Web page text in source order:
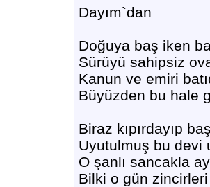
Dayım`dan
Doğuya baş iken
Sürüyü sahipsiz
Kanun ve emiri
Büyüzden bu hale
Biraz kıpırdayıp
Uyutulmuş bu devi
O şanlı sancakla
Bilki o gün zincirleri